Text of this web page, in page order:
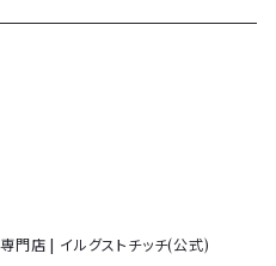
門店 | イルグストチッチ(公式)